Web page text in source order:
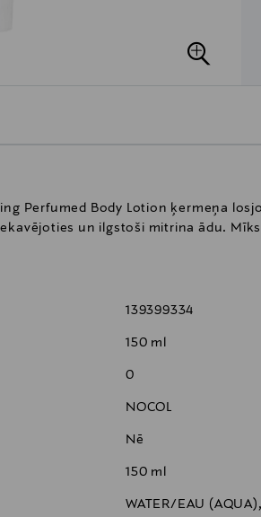
Perfumed Body Lotion ķermeņa
un ilgstoši mitrina ādu.
139399334
150 ml
0
NOCOL
Nē
150 ml
WATER/EAU